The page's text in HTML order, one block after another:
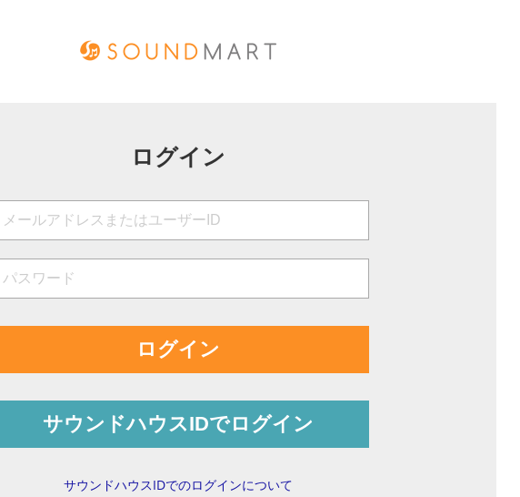
ログイン
ログイン
サウンドハウスIDでログイン
サウンドハウスIDでのログインについて